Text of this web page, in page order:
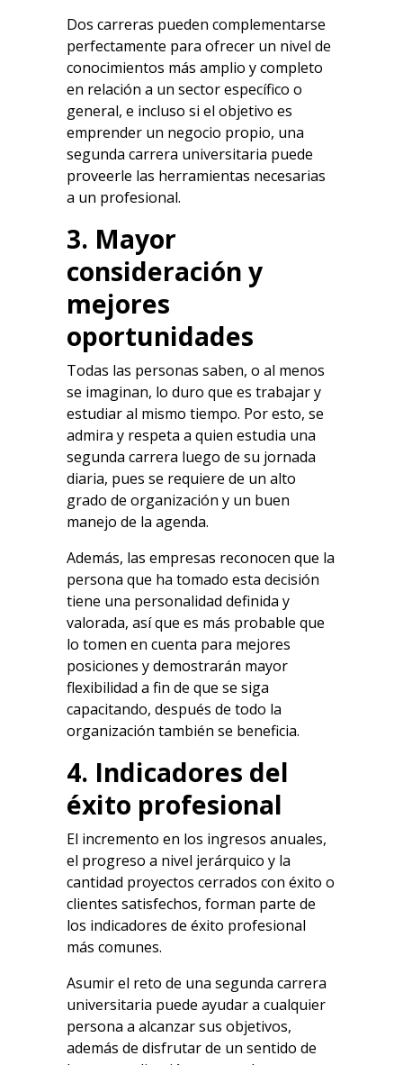
Dos carreras pueden complementarse
perfectamente para ofrecer un nivel de
conocimientos más amplio y completo
en relación a un sector específico o
general, e incluso si el objetivo es
emprender un negocio propio, una
segunda carrera universitaria puede
proveerle las herramientas necesarias
a un profesional.
3. Mayor
consideración y
mejores
oportunidades
Todas las personas saben, o al menos
se imaginan, lo duro que es trabajar y
estudiar al mismo tiempo. Por esto, se
admira y respeta a quien estudia una
segunda carrera luego de su jornada
diaria, pues se requiere de un alto
grado de organización y un buen
manejo de la agenda.
Además, las empresas reconocen que la
persona que ha tomado esta decisión
tiene una personalidad definida y
valorada, así que es más probable que
lo tomen en cuenta para mejores
posiciones y demostrarán mayor
flexibilidad a fin de que se siga
capacitando, después de todo la
organización también se beneficia.
4. Indicadores del
éxito profesional
El incremento en los ingresos anuales,
el progreso a nivel jerárquico y la
cantidad proyectos cerrados con éxito o
clientes satisfechos, forman parte de
los indicadores de éxito profesional
más comunes.
Asumir el reto de una segunda carrera
universitaria puede ayudar a cualquier
persona a alcanzar sus objetivos,
además de disfrutar de un sentido de